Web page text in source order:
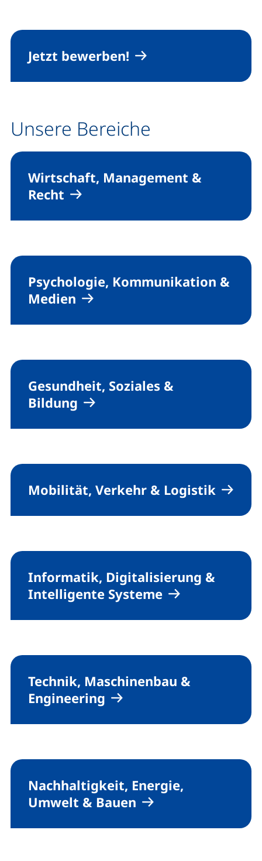
Jetzt bewerben!
Unsere Bereiche
Wirtschaft, Management &
Recht
Psychologie, Kommunikation &
Medien
Gesundheit, Soziales &
Bildung
Mobilität, Verkehr & Logistik
Informatik, Digitalisierung &
Intelligente Systeme
Technik, Maschinenbau &
Engineering
Nachhaltigkeit, Energie,
Umwelt & Bauen